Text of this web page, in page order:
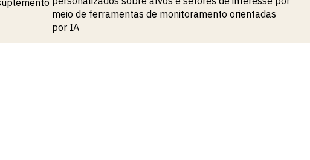
meio de ferramentas de monitoramento orientadas
por IA